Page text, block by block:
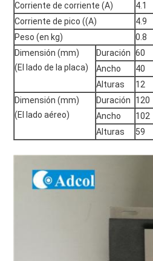
Corriente de corriente (A)
4.1
Corriente de pico ((A)
4.9
Peso (en kg)
0.8
Dimensión (mm)
(El lado de la placa)
Duración 60
Ancho
40
Alturas
12
Dimensión (mm)
(El lado aéreo)
Duración
120
Ancho
102
Alturas
59